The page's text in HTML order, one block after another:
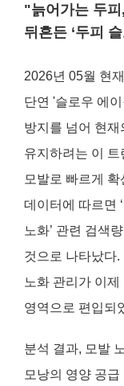
"늙어가는 두
뒤흔든 ‘두피
2026년 05월 현
단연 '슬로우 에
방지를 넘어 현
유지하려는 이
모발로 빠르게
데이터에 따르면
노화’ 관련 검색
것으로 나타났다
노화 관리가 이
영역으로 편입되
분석 결과, 모발
모낭의 영양 공급